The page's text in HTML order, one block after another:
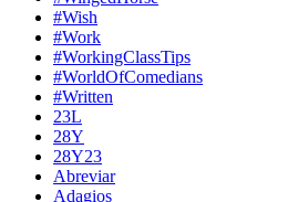
#Wish
#Work
#WorkingClassTips
#WorldOfComedians
#Written
23L
28Y
28Y23
Abreviar
Adagios